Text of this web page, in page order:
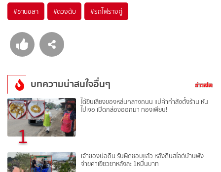
#ชานชลา #ดวงดับ #รถไฟรางคู่
บทความน่าสนใจอื่นๆ
1
ได้ยินเสียงของหล่นกลางถนน แม่ค้ากำลังตั้งร้าน หัน
ไปเจอ เปิดกล่องออกมา ทองเพียบ!
เจ้าของบ่อดิน รับผิดชอบแล้ว หลังดินสไลด์บ้านพัง
จ่ายค่าเยียวยาหลังละ 1หมื่นบาท